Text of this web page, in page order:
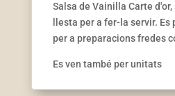
Salsa de Vainilla Carte
llesta per a fer-la servir.
per a preparacions fredes
Es ven també per unitats